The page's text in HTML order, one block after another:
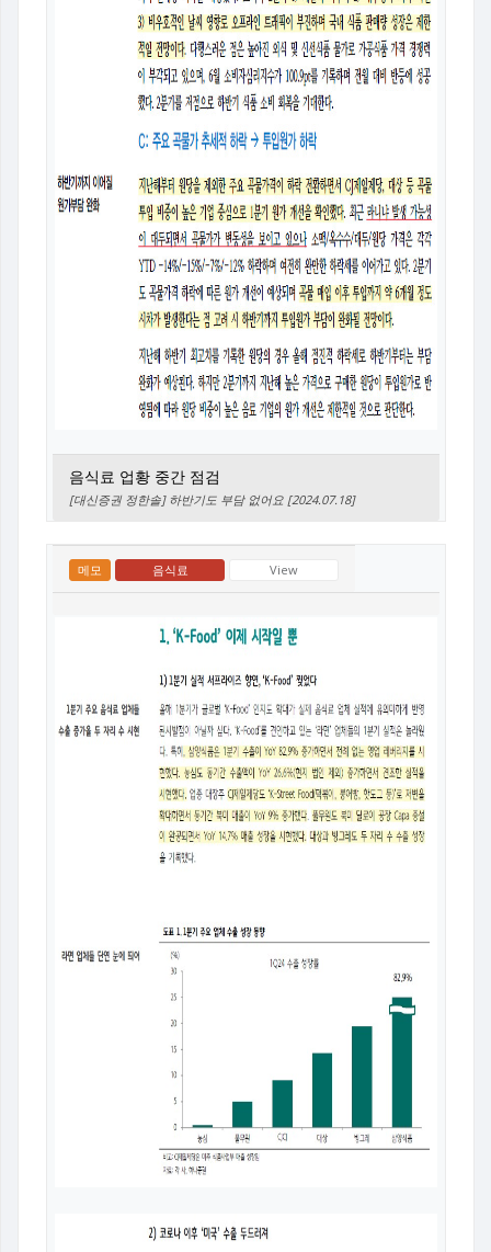
음식료 업황 중간 점검
[대신증권 정한솔] 하반기도 부담 없어요 [2024.07.18]
메모 음식료 View